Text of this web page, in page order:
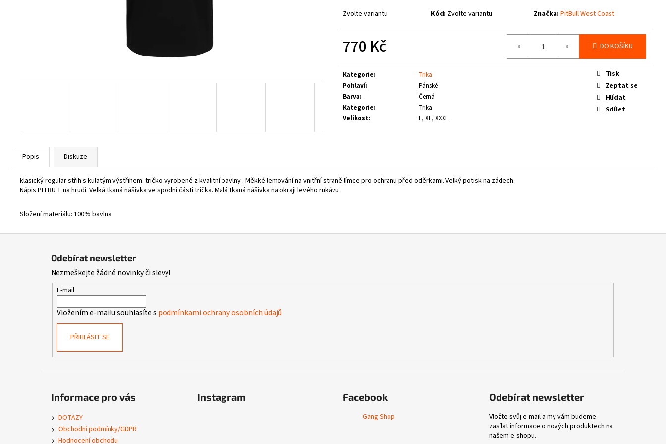
Zvolte variantu Kód: Zvolte variantu Značka: PitBull West Coast
770 Kč
cena:
DO KOŠÍKU
Kategorie:
Trika
Pohlaví:
Pánské
Barva:
Černá
Kategorie:
Trika
Velikost: L, XL, XXXL
Tisk
Zeptat se
Hlídat
Sdílet
Popis Diskuze
klasický regular střih s kulatým výstřihem. tričko vyrobené z kvalitní bavlny . Měkké lemování na vnitřní straně límce pro ochranu před oděrkami. Velký potisk na zádech.
Nápis PITBULL na hrudi. Velká tkaná nášivka ve spodní části trička. Malá tkaná nášivka na okraji levého rukávu
Složení materiálu: 100% bavlna
790 Kč
Odebírat newsletter
Nezmeškejte žádné novinky či slevy!
E-mail
Vložením e-mailu souhlasíte s podmínkami ochrany osobních údajů
PŘIHLÁSIT SE
Informace pro vás
DOTAZY
Obchodní podmínky/GDPR
Hodnocení obchodu
Instagram Facebook
Gang Shop
Odebírat newsletter
Vložte svůj e-mail a my vám budeme
zasílat informace o nových produktech na
našem e-shopu.